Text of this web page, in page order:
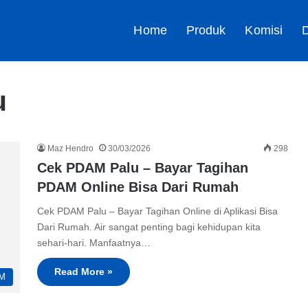
Home Produk Komisi
Maz Hendro 30/03/2026 298
Cek PDAM Palu – Bayar Tagihan
PDAM Online Bisa Dari Rumah
Cek PDAM Palu – Bayar Tagihan Online di Aplikasi Bisa
Dari Rumah. Air sangat penting bagi kehidupan kita
sehari-hari. Manfaatnya…
Read More »